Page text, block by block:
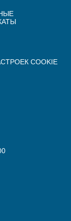
COOKIE